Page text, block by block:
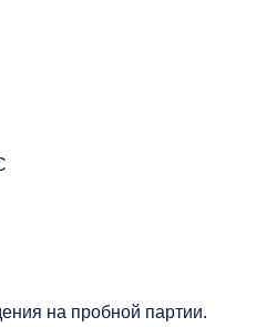
на пробной партии.